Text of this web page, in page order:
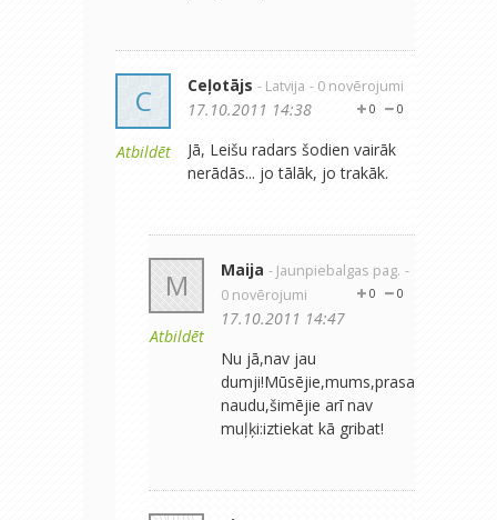
C
Atbildēt
Ceļotājs - Latvija - 0 novērojumi
0
0
17.10.2011 14:38
Jā, Leišu radars šodien vairāk
nerādās... jo tālāk, jo trakāk.
M
Atbildēt
Maija - Jaunpiebalgas pag. -
0 novērojumi
0
0
17.10.2011 14:47
Nu jā,nav jau
dumji!Mūsējie,mums,prasa
naudu,šimējie arī nav
muļķi:iztiekat kā gribat!